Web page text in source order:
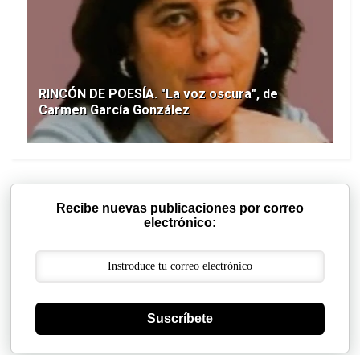
RINCÓN DE POESÍA. "La voz oscura", de
Carmen García González
Recibe nuevas publicaciones por correo
electrónico:
Suscríbete